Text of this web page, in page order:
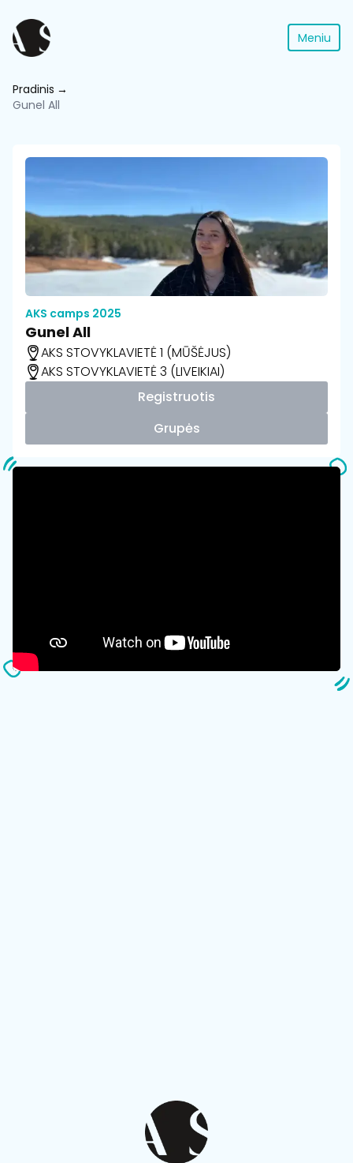
Meniu
Pradinis
Gunel All
AKS camps 2025
Gunel All
AKS STOVYKLAVIETĖ 1 (MŪŠĖJUS)
AKS STOVYKLAVIETĖ 3 (LIVEIKIAI)
Registruotis
Grupės